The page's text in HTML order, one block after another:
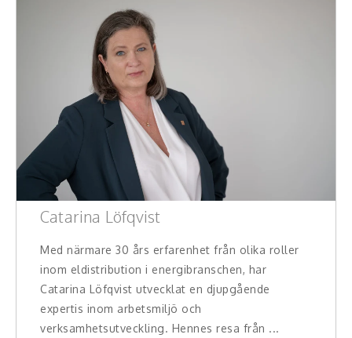
Workshopledare, facilitator
Radio och TV-profiler
Underhållning och event
Event
Humoristiska föredrag
Ljus och belysning
Komiker
Konst
Middagsunderhållning
Catarina Löfqvist
Med närmare 30 års erfarenhet från olika roller
inom eldistribution i energibranschen, har
Catarina Löfqvist utvecklat en djupgående
expertis inom arbetsmiljö och
verksamhetsutveckling. Hennes resa från ...